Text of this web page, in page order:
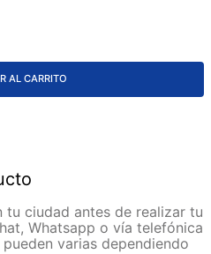
AL CARRITO
ciudad antes de realizar tu
Whatsapp o vía telefónica
varias dependiendo